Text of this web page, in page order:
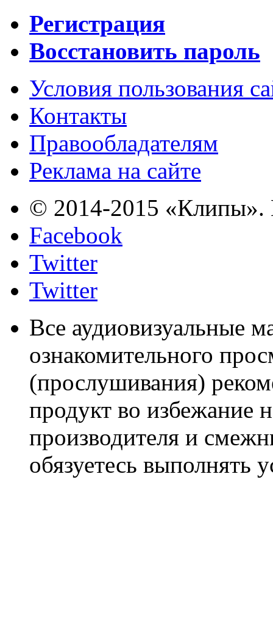
Регистрация
Восстановить пароль
Условия пользования
Контакты
Правообладателям
Реклама на сайте
© 2014-2015 «Клипы».
Facebook
Twitter
Twitter
Все аудиовизуальные
ознакомительного
(прослушивания)
продукт во избежание
производителя и
обязуетесь выполнять